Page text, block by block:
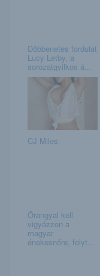
Döbbenetes fordulat
Lucy Letby, a
sorozatgyilkos á...
CJ Miles
Őrangyal kell
vigyázzon a
magyar
énekesnőre, folyt...